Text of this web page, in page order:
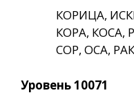
КОРИЦА,
КОРА, КОСА,
СОР, ОСА,
Уровень 10071